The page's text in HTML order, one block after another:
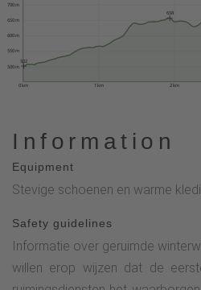
0 km 1 km 2 km
500 m
550 m
600 m
650 m
700 m
502
658
Information
Equipment
Stevige schoenen en warme
Safety guidelines
Informatie over geruimde
willen erop wijzen dat de